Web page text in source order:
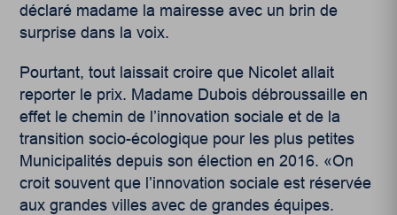
déclaré madame la mairesse avec un brin de
surprise dans la voix.
Pourtant, tout laissait croire que Nicolet allait
reporter le prix. Madame Dubois débroussaille en
effet le chemin de l’innovation sociale et de la
transition socio-écologique pour les plus petites
Municipalités depuis son élection en 2016. «On
croit souvent que l’innovation sociale est réservée
aux grandes villes avec de grandes équipes.